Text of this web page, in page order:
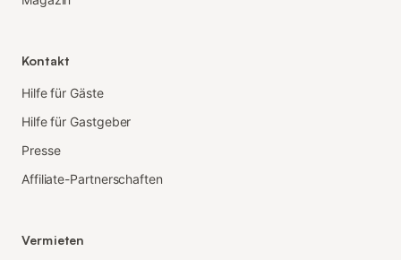
Kontakt
Hilfe für Gäste
Hilfe für Gastgeber
Presse
Affiliate-Partnerschaften
Vermieten